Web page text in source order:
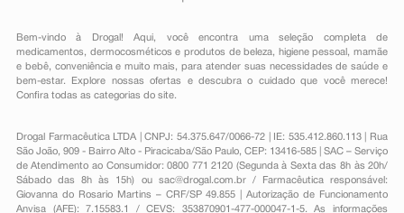
Bem-vindo à Drogal! Aqui, você encontra uma seleção completa de
medicamentos , dermocosméticos e produtos de beleza, higiene pessoal ,mamãe
e bebê, conveniênciae muito mais, para atender suas necessidades de saúde e
bem-estar. Explore nossas ofertas e descubra o cuidado que você merece!
Confira todas as categorias do site.
Drogal Farmacêutica LTDA | CNPJ: 54.375.647/0066-72 | IE: 535.412.860.113 | Rua
São João, 909 - Bairro Alto - Piracicaba/São Paulo, CEP: 13416-585 | SAC – Serviço
de Atendimento ao Consumidor: 0800 771 2120 (Segunda à Sexta das 8h às 20h/
Sábado das 8h às 15h) ou sac@drogal.com.br/ Farmacêutica responsável:
Giovanna do Rosario Martins – CRF/SP 49.855 | Autorização de Funcionamento
Anvisa (AFE): 7.15583.1 / CEVS: 353870901-477-000047-1-5. As informações